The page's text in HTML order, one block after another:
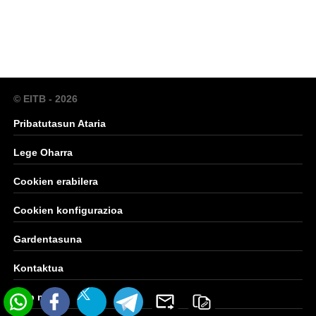
© EITB - 2026
Pribatutasun Ataria
Lege Oharra
Cookien erabilera
Cookien konfigurazioa
Gardentasuna
Kontaktua
Web mapa